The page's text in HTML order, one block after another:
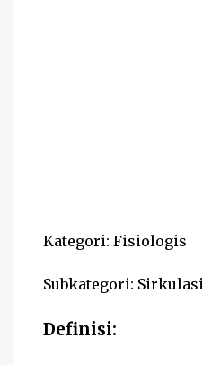
Kategori: Fisiologis
Subkategori: Sirkulasi
Definisi: